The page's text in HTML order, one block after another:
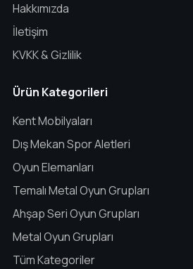
Hakkımızda
İletişim
KVKK & Gizlilik
Ürün Kategorileri
Kent Mobilyaları
Dış Mekan Spor Aletleri
Oyun Elemanları
Temalı Metal Oyun Grupları
Ahşap Seri Oyun Grupları
Metal Oyun Grupları
Tüm Kategoriler